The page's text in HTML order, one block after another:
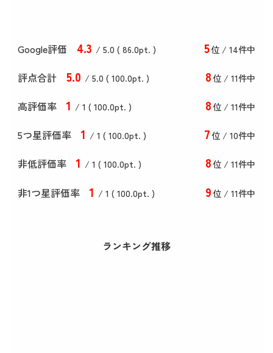
Google評価 4.3 / 5.0 ( 86.0pt. ) 5位 / 14件中
評点合計 5.0 / 5.0 ( 100.0pt. ) 8位 / 11件中
高評価率 1 / 1 ( 100.0pt. ) 8位 / 11件中
5つ星評価率 1 / 1 ( 100.0pt. ) 7位 / 10件中
非低評価率 1 / 1 ( 100.0pt. ) 8位 / 11件中
非1つ星評価率 1 / 1 ( 100.0pt. ) 9位 / 11件中
ランキング推移